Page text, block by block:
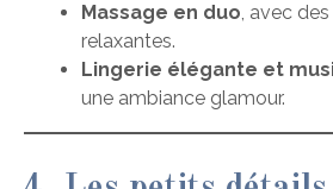
Massage en duo, avec
relaxantes.
Lingerie élégante et
une ambiance glamour.